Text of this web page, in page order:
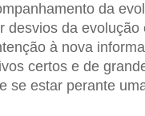
da
desvios da
à nova
certos e de
se estar perante